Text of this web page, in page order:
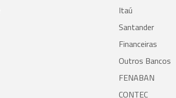
Itaú
Santander
Financeiras
Outros Bancos
FENABAN
CONTEC